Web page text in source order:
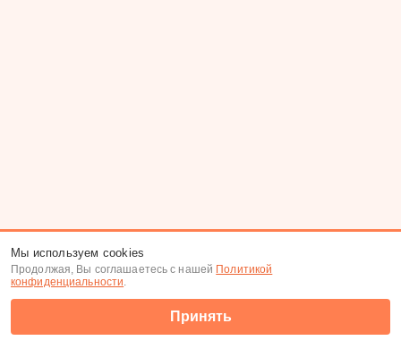
Мы используем cookies
Продолжая, Вы соглашаетесь с нашей Политикой
конфиденциальности.
Принять